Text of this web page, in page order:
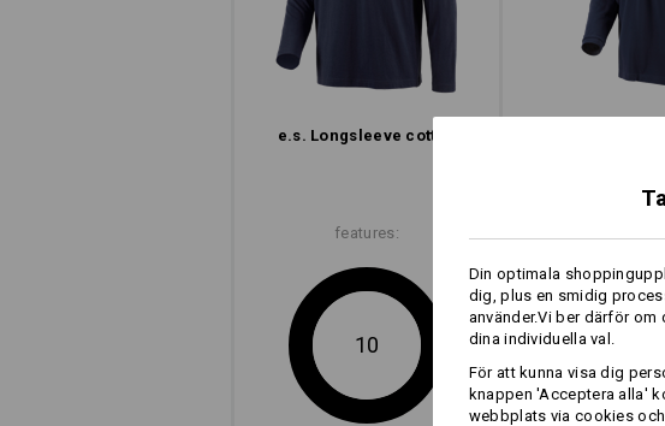
modernt
snitt
e.s. Longsleeve cotton
e.s. Longsleeve cotton
features:
10
Din optimala
dig, plus en smidig
använder.Vi ber därför
dina individuella val.
För att kunna visa dig
knappen 'Acceptera alla'
webbplats via cookies